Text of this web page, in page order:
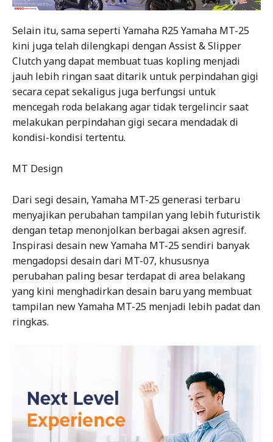
Selain itu, sama seperti Yamaha R25 Yamaha MT-25
kini juga telah dilengkapi dengan Assist & Slipper
Clutch yang dapat membuat tuas kopling menjadi
jauh lebih ringan saat ditarik untuk perpindahan gigi
secara cepat sekaligus juga berfungsi untuk
mencegah roda belakang agar tidak tergelincir saat
melakukan perpindahan gigi secara mendadak di
kondisi-kondisi tertentu.
MT Design
Dari segi desain, Yamaha MT-25 generasi terbaru
menyajikan perubahan tampilan yang lebih futuristik
dengan tetap menonjolkan berbagai aksen agresif.
Inspirasi desain new Yamaha MT-25 sendiri banyak
mengadopsi desain dari MT-07, khususnya
perubahan paling besar terdapat di area belakang
yang kini menghadirkan desain baru yang membuat
tampilan new Yamaha MT-25 menjadi lebih padat dan
ringkas.